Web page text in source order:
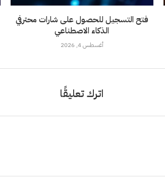
فتح التسجيل للحصول على شارات محترفي
الذكاء الاصطناعي
أغسطس 4, 2026
اترك تعليقًا